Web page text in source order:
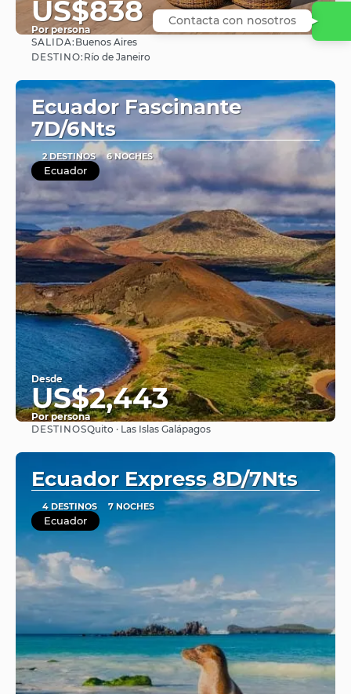
US$838
Por persona
SALIDA: Buenos Aires
DESTINO: Río de Janeiro
Ecuador Fascinante
7D/6Nts
2 DESTINOS 6 NOCHES
Ecuador
Desde
US$2,443
Por persona
Ver
DESTINOSQuito · Las Islas Galápagos
Ecuador Express 8D/7Nts
4 DESTINOS 7 NOCHES
Ecuador
Contacta con nosotros